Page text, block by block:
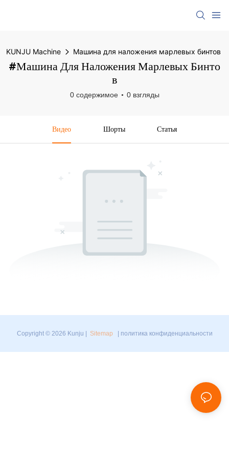
KUNJU Machine Машина для наложения марлевых бинтов
#Машина Для Наложения Марлевых Бинто
В
0 содержимое 0 взгляды
Видео Шорты Статья
Copyright © 2026 Kunju | Sitemap | политика конфиденциальности